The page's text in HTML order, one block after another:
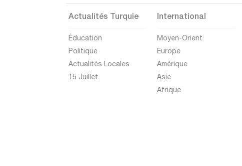
Muş
Niğde
Osmaniye
Actualités Turquie
Éducation
Politique
Actualités Locales
15 Juillet
International
Moyen-Orient
Europe
Amérique
Asie
Afrique